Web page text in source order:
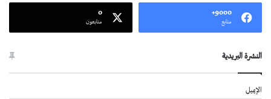
9000+
متابع
0
متابعون
النشرة البريدية
الإيميل